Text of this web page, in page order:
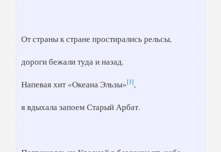
От страны к стране простирались рельсы,
дороги бежали туда и назад.
Напевая хит «Океана Эльзы»[1],
я вдыхала запоем Старый Арбат.